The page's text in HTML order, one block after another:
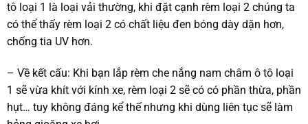
tô loại 1 là loại vải thường, khi đặt cạnh rèm loại 2 chúng ta
có thể thấy rèm loại 2 có chất liệu đen bóng dày dặn hơn,
chống tia UV hơn.
– Về kết cấu: Khi bạn lắp rèm che nắng nam châm ô tô loại
1 sẽ vừa khít với kính xe, rèm loại 2 sẽ có có phần thừa, phần
hụt… tuy không đáng kể thế nhưng khi dùng liên tục sẽ làm